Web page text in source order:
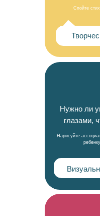
Спойте
Нарисуйте
Нужно ли
глазами,